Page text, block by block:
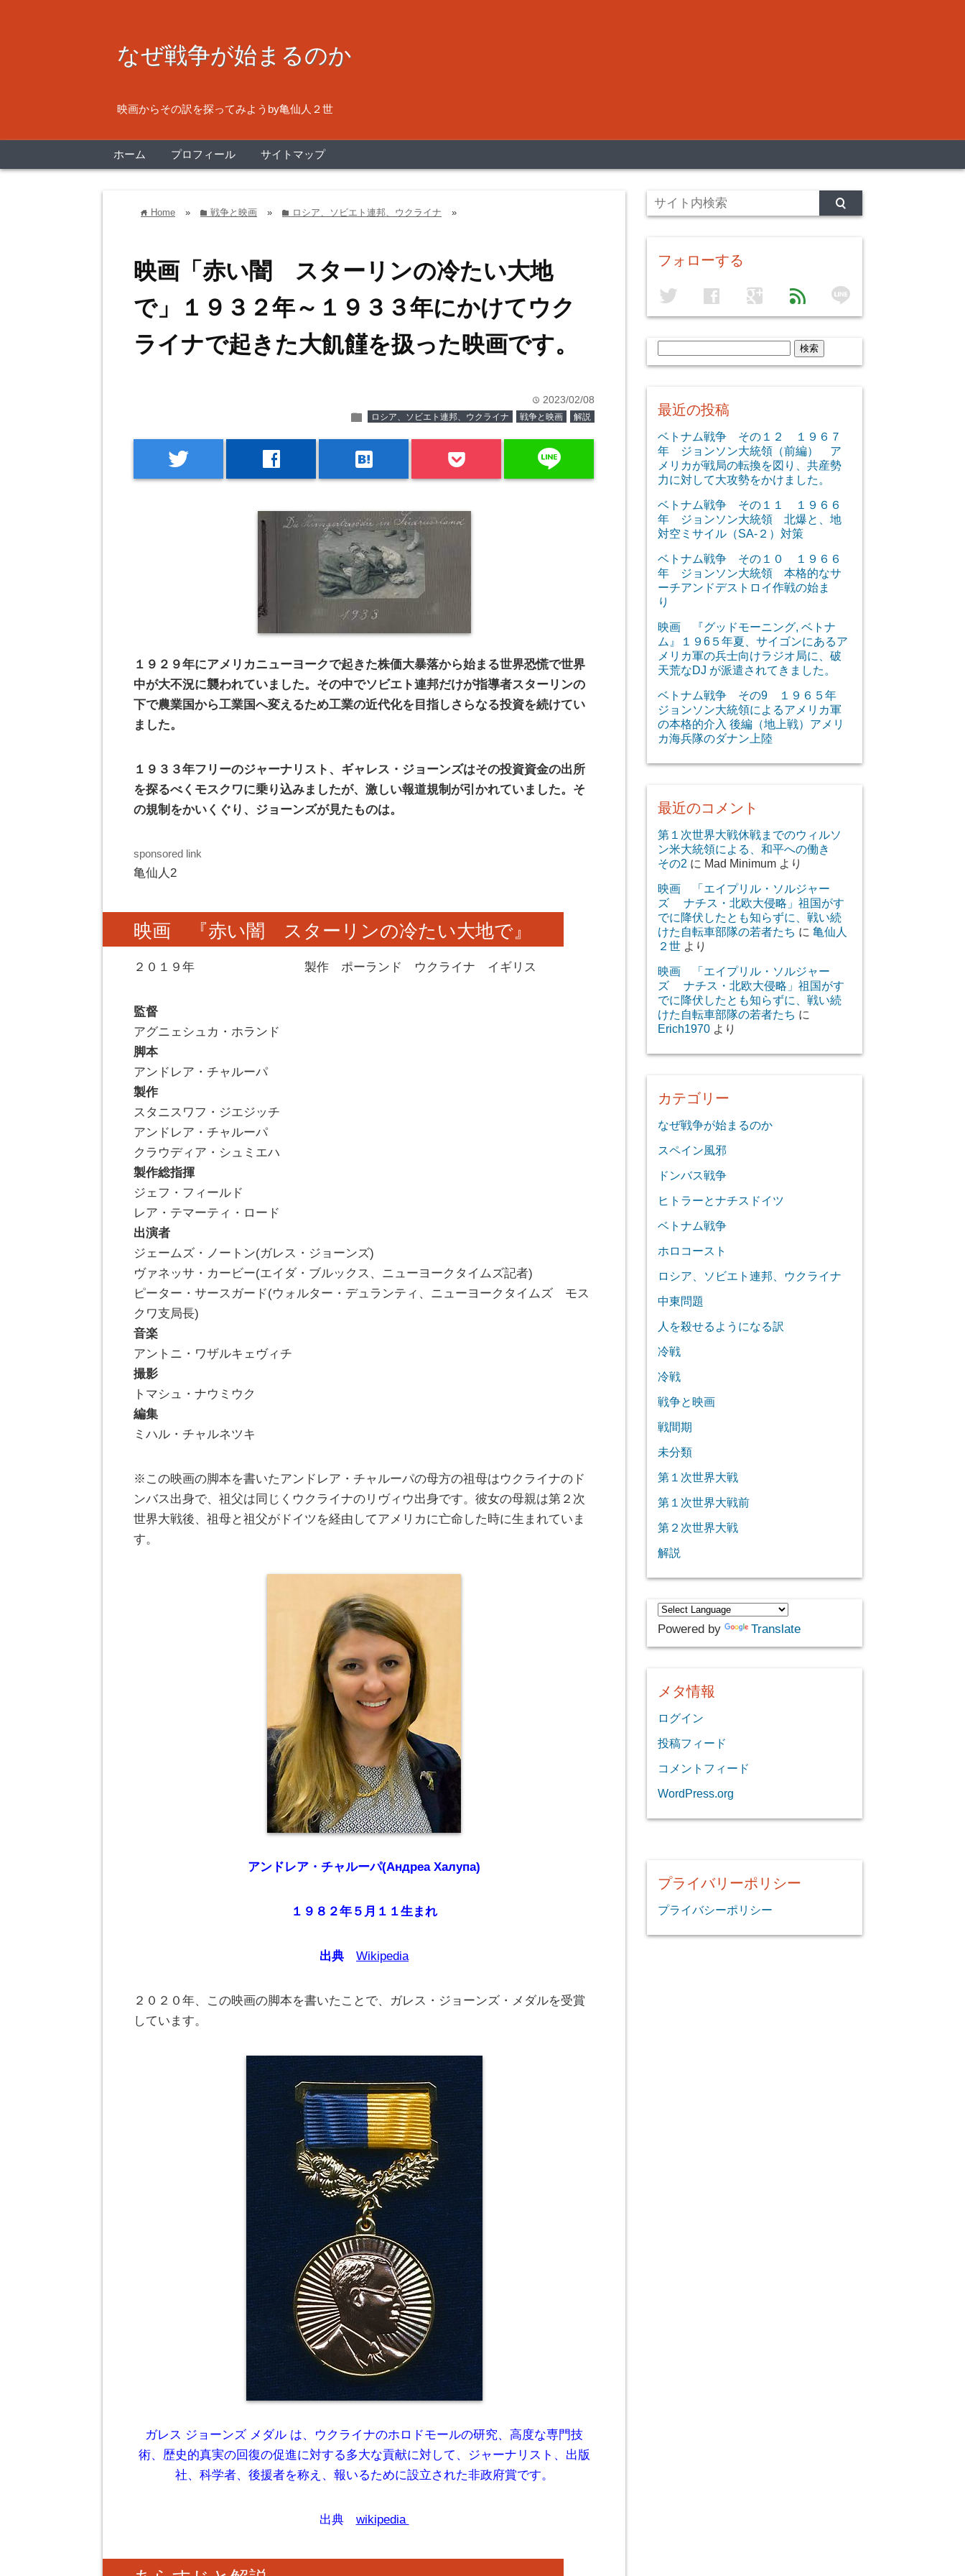
なぜ戦争が始まるのか
映画からその訳を探ってみようby亀仙人２世
ホーム プロフィール サイトマップ
home Home » folder 戦争と映画 » folder ロシア、ソビエト連邦、ウクライナ »
映画「赤い闇 スターリンの冷たい大地
で」１９３２年～１９３３年にかけてウク
ライナで起きた大飢饉を扱った映画です。
time 2023/02/08
folder ロシア、ソビエト連邦、ウクライナ 戦争と映画 解説
twitter facebook hatenabookmark line
１９２９年にアメリカニューヨークで起きた株価大暴落から始まる世界恐慌で世界
中が大不況に襲われていました。その中でソビエト連邦だけが指導者スターリンの
下で農業国から工業国へ変えるため工業の近代化を目指しさらなる投資を続けてい
ました。
１９３３年フリーのジャーナリスト、ギャレス・ジョーンズはその投資資金の出所
を探るべくモスクワに乗り込みましたが、激しい報道規制が引かれていました。そ
の規制をかいくぐり、ジョーンズが見たものは。
sponsored link
亀仙人2
映画 『赤い闇 スターリンの冷たい大地で』
２０１９年 製作 ポーランド ウクライナ イギリス
監督
アグニェシュカ・ホランド
脚本
アンドレア・チャルーパ
製作
スタニスワフ・ジエジッチ
アンドレア・チャルーパ
クラウディア・シュミエハ
製作総指揮
ジェフ・フィールド
レア・テマーティ・ロード
出演者
ジェームズ・ノートン(ガレス・ジョーンズ)
ヴァネッサ・カービー(エイダ・ブルックス、ニューヨークタイムズ記者)
ピーター・サースガード(ウォルター・デュランティ、ニューヨークタイムズ モス
クワ支局長)
音楽
アントニ・ワザルキェヴィチ
撮影
トマシュ・ナウミウク
編集
ミハル・チャルネツキ
※この映画の脚本を書いたアンドレア・チャルーパの母方の祖母はウクライナのド
ンバス出身で、祖父は同じくウクライナのリヴィウ出身です。彼女の母親は第２次
世界大戦後、祖母と祖父がドイツを経由してアメリカに亡命した時に生まれていま
す。
アンドレア・チャルーパ(Андреа Халупа)
１９８２年５月１１生まれ
出典 Wikipedia
２０２０年、この映画の脚本を書いたことで、ガレス・ジョーンズ・メダルを受賞
しています。
ガレス ジョーンズ メダル は、ウクライナのホロドモールの研究、高度な専門技
術、歴史的真実の回復の促進に対する多大な貢献に対して、ジャーナリスト、出版
社、科学者、後援者を称え、報いるために設立された非政府賞です。
出典 wikipedia
フォローする
twitter facebook google feed line
索:
最近の投稿
ベトナム戦争 その１２ １９６７
年 ジョンソン大統領（前編） ア
メリカが戦局の転換を図り、共産勢
力に対して大攻勢をかけました。
ベトナム戦争 その１１ １９６６
年 ジョンソン大統領 北爆と、地
対空ミサイル（SA-２）対策
ベトナム戦争 その１０ １９６６
年 ジョンソン大統領 本格的なサ
ーチアンドデストロイ作戦の始ま
り
映画 『グッドモーニング, ベトナ
ム』１９6５年夏、サイゴンにあるア
メリカ軍の兵士向けラジオ局に、破
天荒なDJ が派遣されてきました。
ベトナム戦争 その9 １９６５年
ジョンソン大統領によるアメリカ軍
の本格的介入 後編（地上戦）アメリ
カ海兵隊のダナン上陸
最近のコメント
第１次世界大戦休戦までのウィルソ
ン米大統領による、和平への働き
その2 に Mad Minimum より
映画 「エイプリル・ソルジャー
ズ ナチス・北欧大侵略」祖国がす
でに降伏したとも知らずに、戦い続
けた自転車部隊の若者たち に 亀仙人
２世 より
映画 「エイプリル・ソルジャー
ズ ナチス・北欧大侵略」祖国がす
でに降伏したとも知らずに、戦い続
けた自転車部隊の若者たち に
Erich1970 より
カテゴリー
なぜ戦争が始まるのか
スペイン風邪
ドンバス戦争
ヒトラーとナチスドイツ
ベトナム戦争
ホロコースト
ロシア、ソビエト連邦、ウクライナ
中東問題
人を殺せるようになる訳
冷戦
冷戦
戦争と映画
戦間期
未分類
第１次世界大戦
第１次世界大戦前
第２次世界大戦
解説
Powered by Translate
メタ情報
ログイン
投稿フィード
コメントフィード
WordPress.org
プライバリーポリシー
プライバシーポリシー